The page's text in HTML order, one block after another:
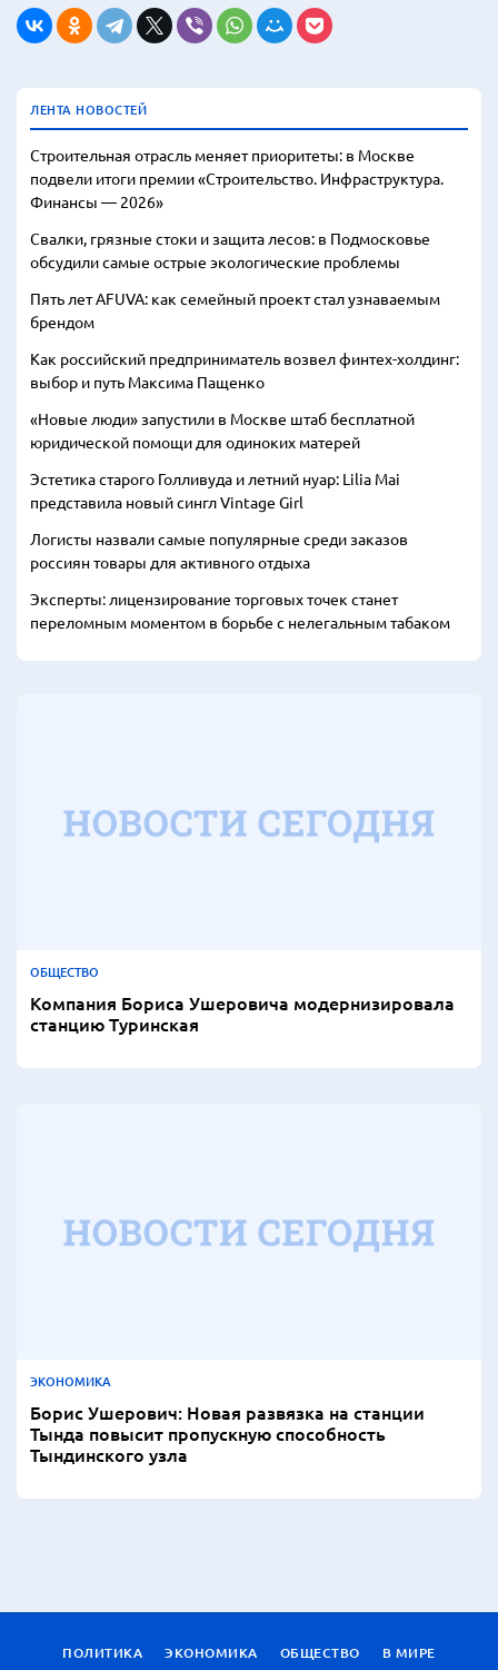
ЛЕНТА НОВОСТЕЙ
Строительная отрасль меняет приоритеты: в Москве
подвели итоги премии «Строительство. Инфраструктура.
Финансы — 2026»
Свалки, грязные стоки и защита лесов: в Подмосковье
обсудили самые острые экологические проблемы
Пять лет AFUVA: как семейный проект стал узнаваемым
брендом
Как российский предприниматель возвел финтех-холдинг:
выбор и путь Максима Пащенко
«Новые люди» запустили в Москве штаб бесплатной
юридической помощи для одиноких матерей
Эстетика старого Голливуда и летний нуар: Lilia Mai
представила новый сингл Vintage Girl
Логисты назвали самые популярные среди заказов
россиян товары для активного отдыха
Эксперты: лицензирование торговых точек станет
переломным моментом в борьбе с нелегальным табаком
ОБЩЕСТВО
Компания Бориса Ушеровича модернизировала
станцию Туринская
ЭКОНОМИКА
Борис Ушерович: Новая развязка на станции
Тында повысит пропускную способность
Тындинского узла
ПОЛИТИКА ЭКОНОМИКА ОБЩЕСТВО В МИРЕ